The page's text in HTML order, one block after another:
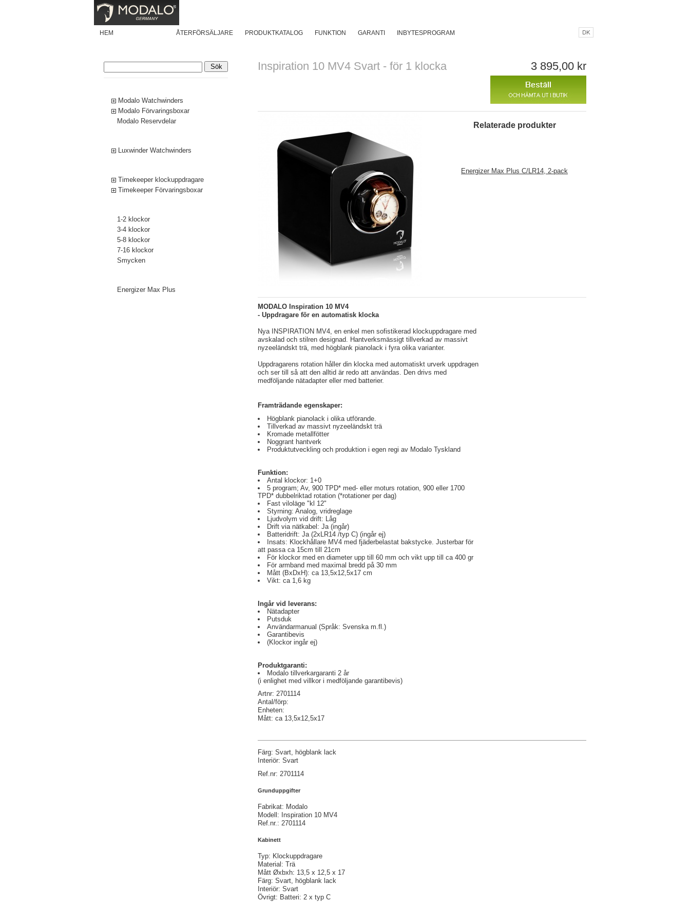
HEM ÅTERFÖRSÄLJARE PRODUKTKATALOG FUNKTION GARANTI INBYTESPROGRAM
Modalo Watchwinders
Modalo Förvaringsboxar
Modalo Reservdelar
Luxwinder Watchwinders
Timekeeper klockuppdragare
Timekeeper Förvaringsboxar
1-2 klockor
3-4 klockor
5-8 klockor
7-16 klockor
Smycken
Energizer Max Plus
Inspiration 10 MV4 Svart - för 1 klocka 3 895,00 kr
Relaterade produkter
Energizer Max Plus C/LR14, 2-pack
MODALO Inspiration 10 MV4
- Uppdragare för en automatisk klocka
Nya INSPIRATION MV4, en enkel men sofistikerad klockuppdragare med
avskalad och stilren designad. Hantverksmässigt tillverkad av massivt
nyzeeländskt trä, med högblank pianolack i fyra olika varianter.
Uppdragarens rotation håller din klocka med automatiskt urverk uppdragen
och ser till så att den alltid är redo att användas. Den drivs med
medföljande nätadapter eller med batterier.
Framträdande egenskaper:
Högblank pianolack i olika utförande.
Tillverkad av massivt nyzeeländskt trä
Kromade metallfötter
Noggrant hantverk
Produktutveckling och produktion i egen regi av Modalo Tyskland
Funktion:
Antal klockor: 1+0
5 program; Av, 900 TPD* med- eller moturs rotation, 900 eller 1700
TPD* dubbelriktad rotation (*rotationer per dag)
Fast viloläge "kl 12"
Styrning: Analog, vridreglage
Ljudvolym vid drift: Låg
Drift via nätkabel: Ja (ingår)
Batteridrift: Ja (2xLR14 /typ C) (ingår ej)
Insats: Klockhållare MV4 med fjäderbelastat bakstycke. Justerbar för
att passa ca 15cm till 21cm
För klockor med en diameter upp till 60 mm och vikt upp till ca 400 gr
För armband med maximal bredd på 30 mm
Mått (BxDxH): ca 13,5x12,5x17 cm
Vikt: ca 1,6 kg
Ingår vid leverans:
Nätadapter
Putsduk
Användarmanual (Språk: Svenska m.fl.)
Garantibevis
(Klockor ingår ej)
Produktgaranti:
Modalo tillverkargaranti 2 år
(i enlighet med villkor i medföljande garantibevis)
Artnr: 2701114
Antal/förp:
Enheten:
Mått: ca 13,5x12,5x17
Färg: Svart, högblank lack
Interiör: Svart
Ref.nr: 2701114
Grunduppgifter
Fabrikat: Modalo
Modell: Inspiration 10 MV4
Ref.nr.: 2701114
Kabinett
Typ: Klockuppdragare
Material: Trä
Mått Øxbxh: 13,5 x 12,5 x 17
Färg: Svart, högblank lack
Interiör: Svart
Övrigt: Batteri: 2 x typ C